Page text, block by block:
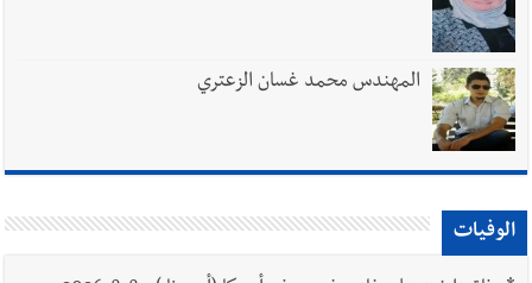
المهندس محمد غسان الزعتري
الوفيات